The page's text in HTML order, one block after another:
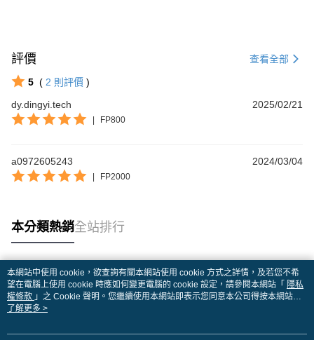
評價 查看全部
5 ( 2 則評價 )
dy.dingyi.tech
2025/02/21
| FP800
a0972605243 2024/03/04
| FP2000
本分類熱銷全站排行
熱門標籤
本網站中使用 cookie，欲查詢有關本網站使用 cookie 方式之詳情，及若您不希
望在電腦上使用 cookie 時應如何變更電腦的 cookie 設定，請參閱本網站「 隱私
權條款 」之 Cookie 聲明。您繼續使用本網站即表示您同意本公司得按本網站使
用條款之 Cookie 聲明使用 cookie。
了解更多 >